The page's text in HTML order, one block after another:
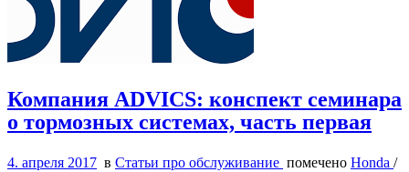
Компания ADVICS: конспект семинара
о тормозных системах, часть первая
4. апреля 2017 в Статьи про обслуживание помечено Honda /